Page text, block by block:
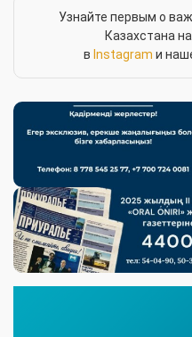
Узнайте первым о
Казахстана
в Instagram и